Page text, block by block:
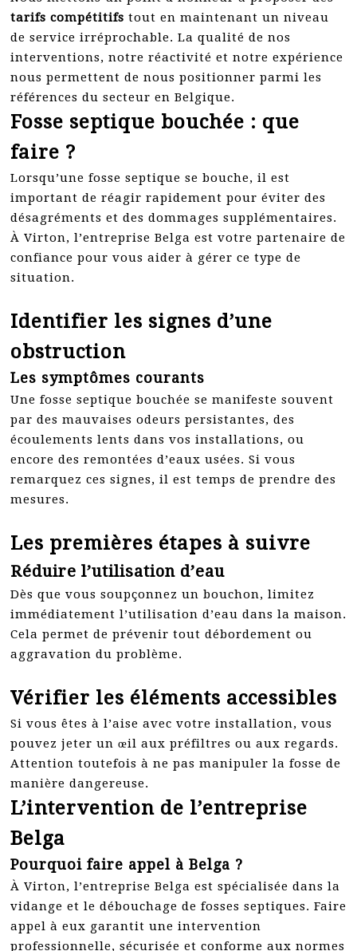
tarifs compétitifs tout en maintenant un niveau
de service irréprochable. La qualité de nos
interventions, notre réactivité et notre expérience
nous permettent de nous positionner parmi les
références du secteur en Belgique.
Fosse septique bouchée : que
faire ?
Lorsqu’une fosse septique se bouche, il est
important de réagir rapidement pour éviter des
désagréments et des dommages supplémentaires.
À Virton, l’entreprise Belga est votre partenaire de
confiance pour vous aider à gérer ce type de
situation.
Identifier les signes d’une
obstruction
Les symptômes courants
Une fosse septique bouchée se manifeste souvent
par des mauvaises odeurs persistantes, des
écoulements lents dans vos installations, ou
encore des remontées d’eaux usées. Si vous
remarquez ces signes, il est temps de prendre des
mesures.
Les premières étapes à suivre
Réduire l’utilisation d’eau
Dès que vous soupçonnez un bouchon, limitez
immédiatement l’utilisation d’eau dans la maison.
Cela permet de prévenir tout débordement ou
aggravation du problème.
Vérifier les éléments accessibles
Si vous êtes à l’aise avec votre installation, vous
pouvez jeter un œil aux préfiltres ou aux regards.
Attention toutefois à ne pas manipuler la fosse de
manière dangereuse.
L’intervention de l’entreprise
Belga
Pourquoi faire appel à Belga ?
À Virton, l’entreprise Belga est spécialisée dans la
vidange et le débouchage de fosses septiques. Faire
appel à eux garantit une intervention
professionnelle, sécurisée et conforme aux normes